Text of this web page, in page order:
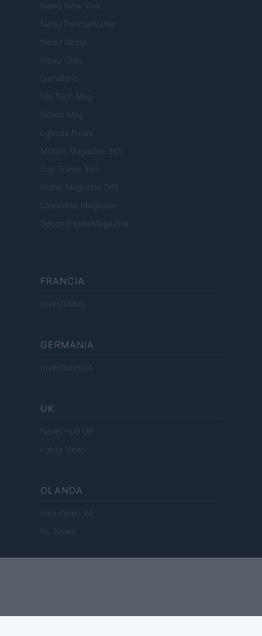
Newz New York
Newz Pennsylvania
Newz Illinois
Newz Ohio
Gameland
Hig Tech Mag
Scoop Mag
Lgbtqia News
Motors Magazine 365
Day Travel 365
Home Magazine 365
Cineverse Magazine
SecondHomeMagazine
FRANCIA
InvestirMag
GERMANIA
Investieren24
UK
News Hub UK
Lgbtq News
OLANDA
Investeren 24
NL Newz